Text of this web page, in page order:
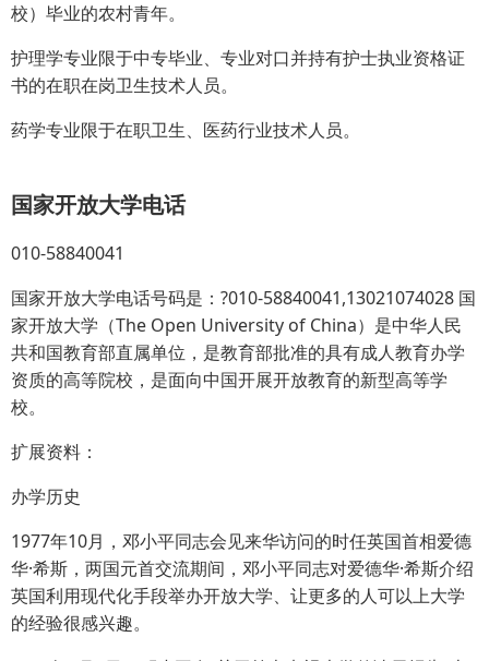
校）毕业的农村青年。
护理学专业限于中专毕业、专业对口并持有护士执业资格证
书的在职在岗卫生技术人员。
药学专业限于在职卫生、医药行业技术人员。
国家开放大学电话
010-58840041
国家开放大学电话号码是：?010-58840041,13021074028 国
家开放大学（The Open University of China）是中华人民
共和国教育部直属单位，是教育部批准的具有成人教育办学
资质的高等院校，是面向中国开展开放教育的新型高等学
校。
扩展资料：
办学历史
1977年10月，邓小平同志会见来华访问的时任英国首相爱德
华·希斯，两国元首交流期间，邓小平同志对爱德华·希斯介绍
英国利用现代化手段举办开放大学、让更多的人可以上大学
的经验很感兴趣。